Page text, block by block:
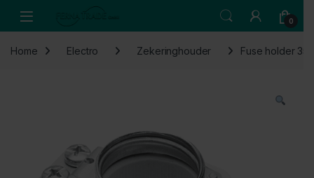
Open 0
Home Electro Zekeringhouder Fuse holder